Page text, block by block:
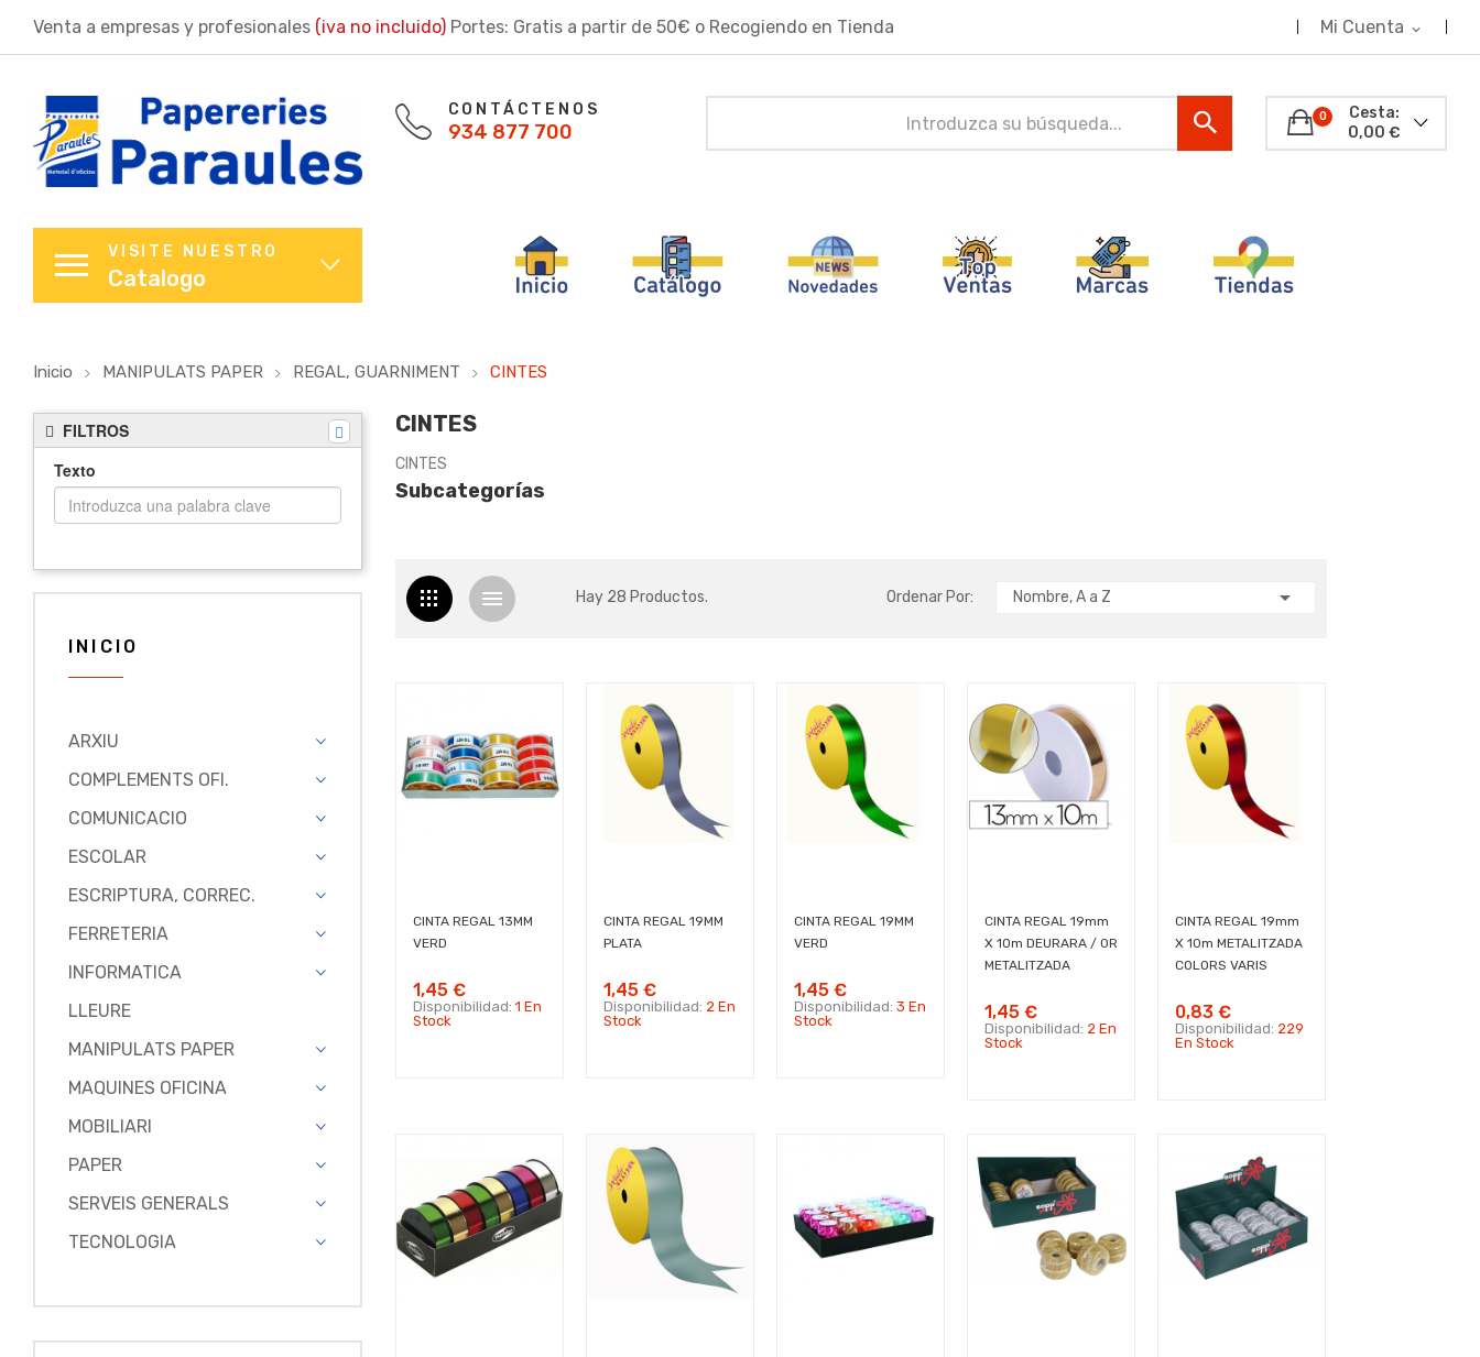
Venta a empresas y profesionales (iva no incluido) Portes: Gratis a partir de 50€ o Recogiendo en Tienda Mi Cuenta expand_more
CONTÁCTENOS
934 877 700
Cesta:
0,00 €
0
VISITE NUESTRO
Catalogo
Inicio MANIPULATS PAPER REGAL, GUARNIMENT CINTES
FILTROS
Texto
INICIO
ARXIU
COMPLEMENTS OFI.
COMUNICACIO
ESCOLAR
ESCRIPTURA, CORREC.
FERRETERIA
INFORMATICA
LLEURE
MANIPULATS PAPER
MAQUINES OFICINA
MOBILIARI
PAPER
SERVEIS GENERALS
TECNOLOGIA
CINTES
CINTES
Subcategorías
Hay 28 Productos. Ordenar Por: Nombre, A a Z 
CINTA REGAL 13MM
VERD
1,45 €
Disponibilidad: 1 En
Stock
CINTA REGAL 19MM
PLATA
1,45 €
Disponibilidad: 2 En
Stock
CINTA REGAL 19MM
VERD
1,45 €
Disponibilidad: 3 En
Stock
CINTA REGAL 19mm
X 10m DEURARA / OR
METALITZADA
1,45 €
Disponibilidad: 2 En
Stock
CINTA REGAL 19mm
X 10m METALITZADA
COLORS VARIS
0,83 €
Disponibilidad: 229
En Stock